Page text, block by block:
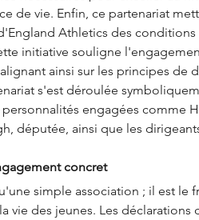
de vie. Enfin, ce partenariat
Athletics des
initiative souligne
ainsi sur les principes de
s'est déroulée
engagées comme
députée, ainsi que les
concret
simple association ; il est
vie des jeunes. Les déclarations